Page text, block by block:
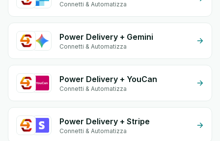
Connetti & Automatizza
Power Delivery + Gemini
Connetti & Automatizza
Power Delivery + YouCan
Connetti & Automatizza
Power Delivery + Stripe
Connetti & Automatizza